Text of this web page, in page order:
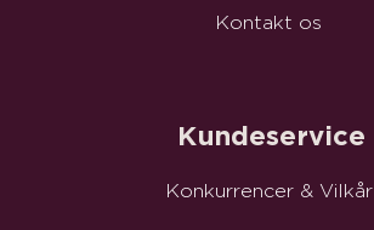
Kontakt os
Kundeservice
Konkurrencer & Vilkår